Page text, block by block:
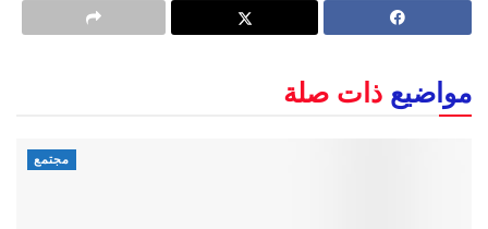
مواضيع ذات صلة
مجتمع